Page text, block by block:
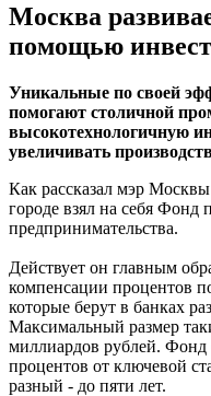
Москва
помощью
Уникальные по своей
помогают столичной
высокотехнологичную
увеличивать
Как рассказал мэр
городе взял на себя
предпринимательства.
Действует он главным
компенсации процентов
которые берут в банках
Максимальный размер
миллиардов рублей. Фонд
процентов от ключевой
разный - до пяти лет.